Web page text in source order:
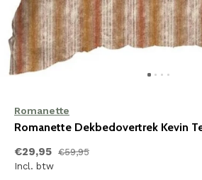
Romanette
Romanette Dekbedovertrek Kevin
€29,95 €59,95
Incl. btw